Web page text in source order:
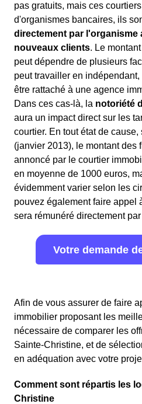
pas gratuits, mais ces
d'organismes bancaires, ils
directement par l'organisme
nouveaux clients. Le
peut dépendre de plusieurs
peut travailler en
être rattaché à une agence
Dans ces cas-là, la notoriété
aura un impact direct sur les
courtier. En tout état de
(janvier 2013), le montant des
annoncé par le courtier
en moyenne de 1000 euros,
évidemment varier selon les
pouvez également faire appel
sera rémunéré directement
Votre demande
Afin de vous assurer de faire
immobilier proposant les
nécessaire de comparer les
Sainte-Christine, et de
en adéquation avec votre
Comment sont répartis les
Christine